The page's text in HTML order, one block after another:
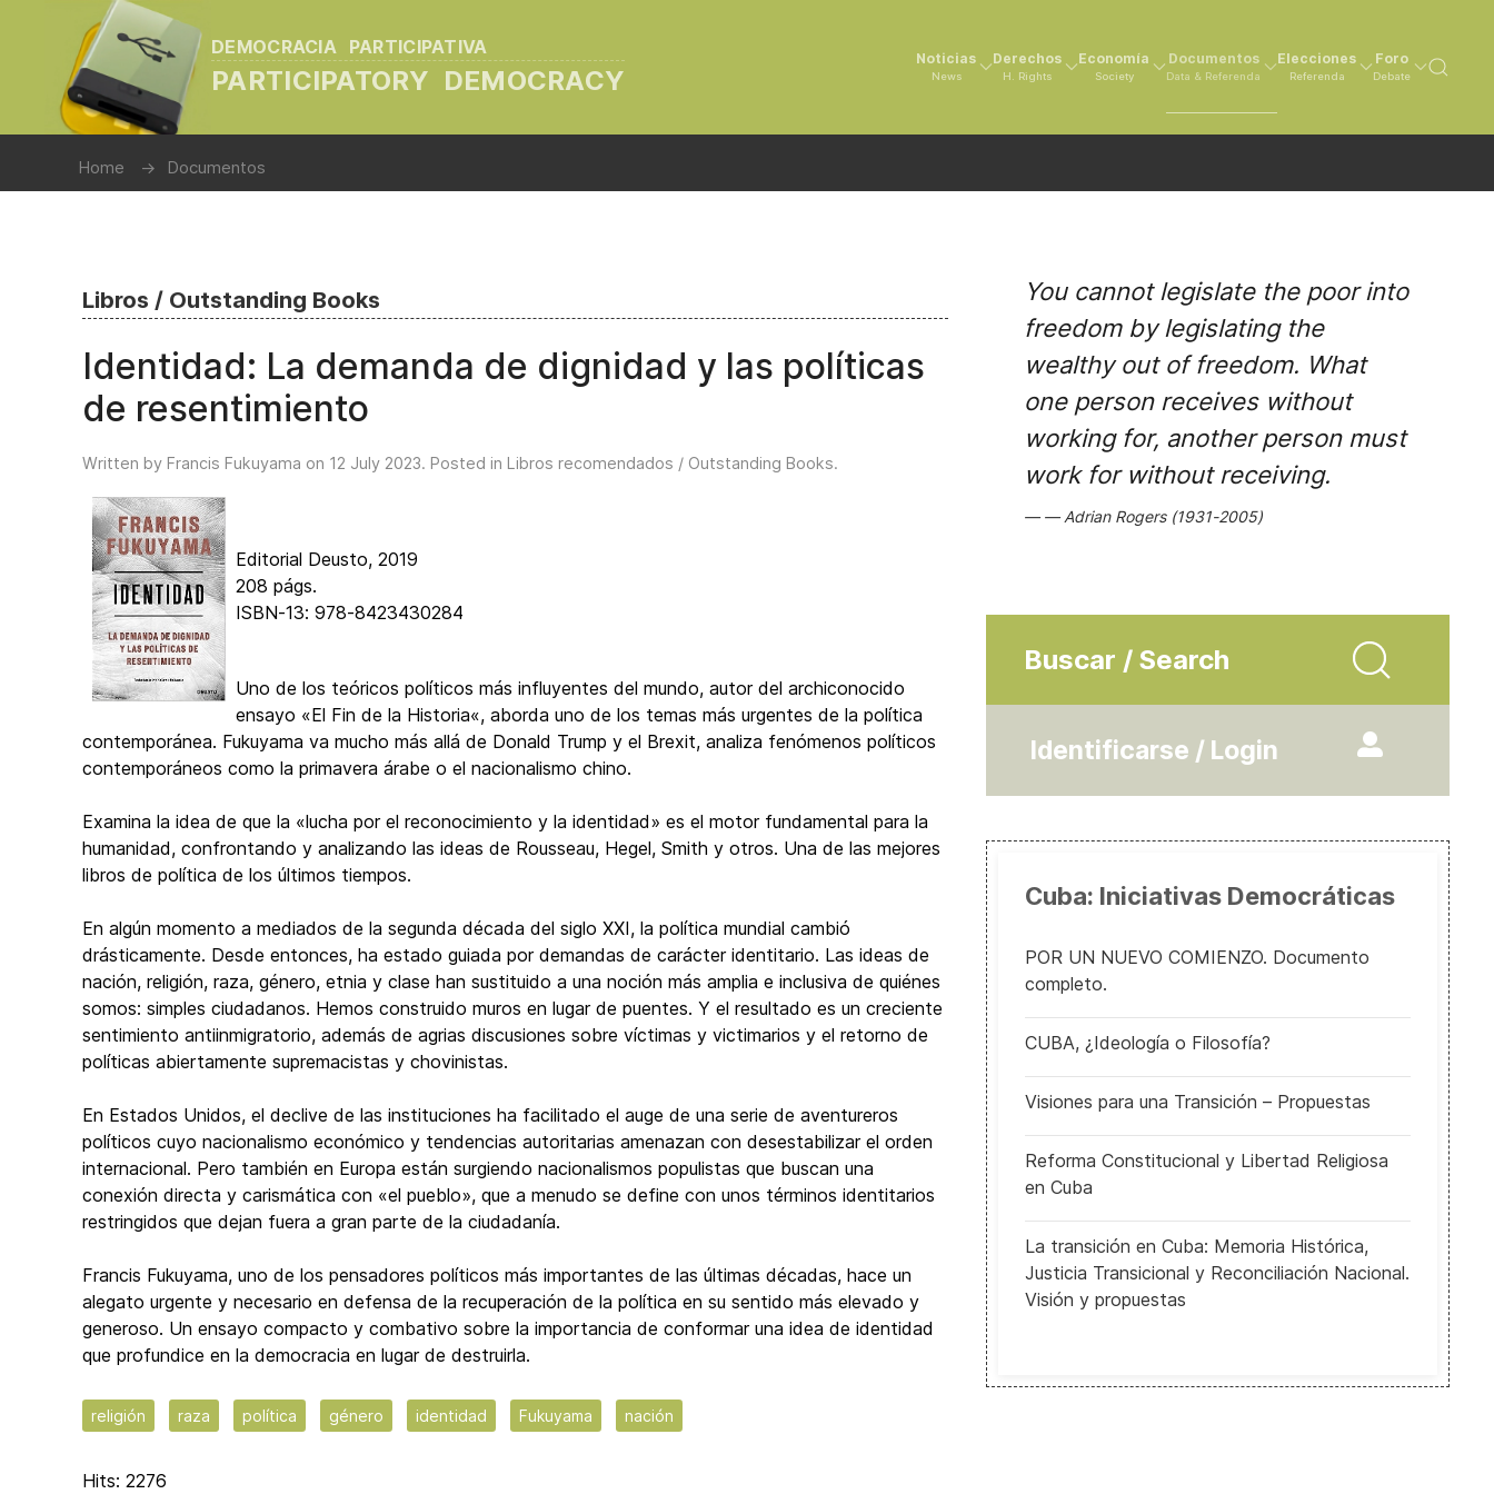
DEMOCRACIA PARTICIPATIVA
PARTICIPATORY DEMOCRACY
Noticias
News
Derechos
H. Rights
Economía
Society
Documentos
Data & Referenda
Elecciones
Referenda
Foro
Debate
Home Documentos
Libros / Outstanding Books
Identidad: La demanda de dignidad y las políticas
de resentimiento
Written by Francis Fukuyama on 12 July 2023. Posted in Libros recomendados / Outstanding Books.
Editorial Deusto, 2019
208 págs.
ISBN-13:‎ 978-8423430284
Uno de los teóricos políticos más influyentes del mundo, autor del archiconocido
ensayo «El Fin de la Historia«, aborda uno de los temas más urgentes de la política
contemporánea. Fukuyama va mucho más allá de Donald Trump y el Brexit, analiza fenómenos políticos
contemporáneos como la primavera árabe o el nacionalismo chino.
Examina la idea de que la «lucha por el reconocimiento y la identidad» es el motor fundamental para la
humanidad, confrontando y analizando las ideas de Rousseau, Hegel, Smith y otros. Una de las mejores
libros de política de los últimos tiempos.
En algún momento a mediados de la segunda década del siglo XXI, la política mundial cambió
drásticamente. Desde entonces, ha estado guiada por demandas de carácter identitario. Las ideas de
nación, religión, raza, género, etnia y clase han sustituido a una noción más amplia e inclusiva de quiénes
somos: simples ciudadanos. Hemos construido muros en lugar de puentes. Y el resultado es un creciente
sentimiento antiinmigratorio, además de agrias discusiones sobre víctimas y victimarios y el retorno de
políticas abiertamente supremacistas y chovinistas.
En Estados Unidos, el declive de las instituciones ha facilitado el auge de una serie de aventureros
políticos cuyo nacionalismo económico y tendencias autoritarias amenazan con desestabilizar el orden
internacional. Pero también en Europa están surgiendo nacionalismos populistas que buscan una
conexión directa y carismática con «el pueblo», que a menudo se define con unos términos identitarios
restringidos que dejan fuera a gran parte de la ciudadanía.
Francis Fukuyama, uno de los pensadores políticos más importantes de las últimas décadas, hace un
alegato urgente y necesario en defensa de la recuperación de la política en su sentido más elevado y
generoso. Un ensayo compacto y combativo sobre la importancia de conformar una idea de identidad
que profundice en la democracia en lugar de destruirla.
religión raza política género identidad Fukuyama nación
Hits: 2276
You cannot legislate the poor into
freedom by legislating the
wealthy out of freedom. What
one person receives without
working for, another person must
work for without receiving.
Adrian Rogers (1931-2005)
Buscar / Search
Identificarse / Login
Cuba: Iniciativas Democráticas
POR UN NUEVO COMIENZO. Documento
completo.
CUBA, ¿Ideología o Filosofía?
Visiones para una Transición – Propuestas
Reforma Constitucional y Libertad Religiosa
en Cuba
La transición en Cuba: Memoria Histórica,
Justicia Transicional y Reconciliación Nacional.
Visión y propuestas